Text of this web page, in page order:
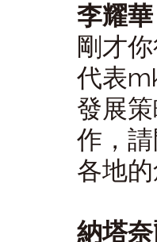
李耀華
剛才
代表
發展
作，
各地
納塔奈